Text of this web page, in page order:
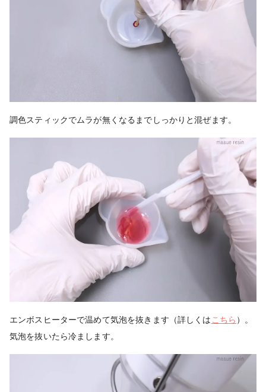
調色スティックでムラが無くなるまでしっかりと混ぜます。
エンボスヒーターで温めて気泡を抜きます（詳しくは こちら ）。
気泡を抜いたら冷まします。